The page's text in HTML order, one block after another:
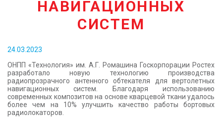
КОНТАКТЫНАВИГАЦИОННЫХ
СИСТЕМ
24.03.2023
ОНПП «Технология» им. А.Г. Ромашина Госкорпорации Ростех
разработало новую технологию производства
радиопрозрачного антенного обтекателя для вертолетных
навигационных систем. Благодаря использованию
современных композитов на основе кварцевой ткани удалось
более чем на 10% улучшить качество работы бортовых
радиолокаторов.